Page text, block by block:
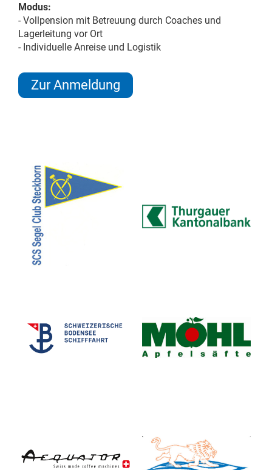
Modus:
- Vollpension mit Betreuung durch Coaches und
Lagerleitung vor Ort
- Individuelle Anreise und Logistik
Zur Anmeldung